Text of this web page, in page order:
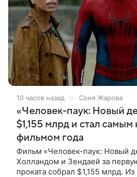
10 часов назад Соня Жарова
«Человек-паук: Новый
$1,155 млрд и стал самым
фильмом года
Фильм «Человек-паук: Новый
Холландом и Зендаей за
проката собрал $1,155 млрд.